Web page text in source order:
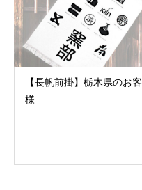
【長帆前掛】栃木県のお客
様